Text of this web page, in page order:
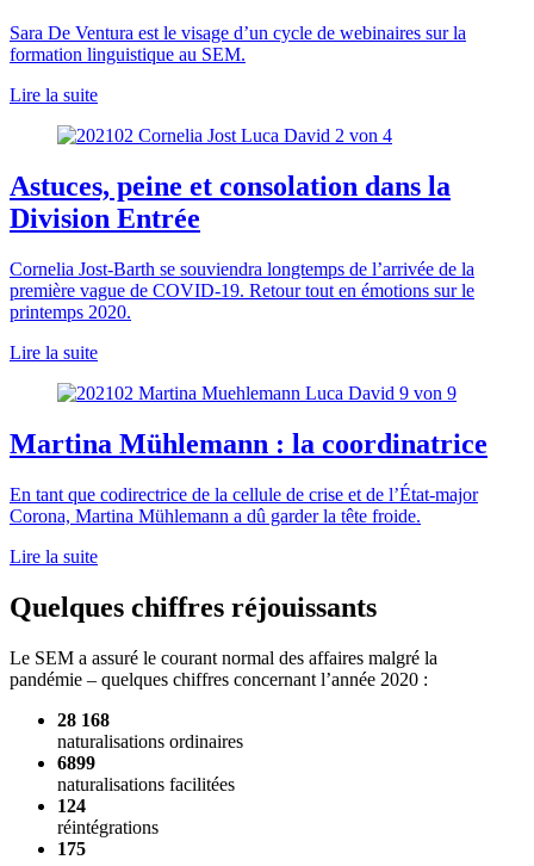
Sara De Ventura est le visage d’un cycle de webinaires sur la
formation linguistique au SEM.
Lire la suite
Astuces, peine et consolation dans la
Division Entrée
Cornelia Jost-Barth se souviendra longtemps de l’arrivée de la
première vague de COVID-19. Retour tout en émotions sur le
printemps 2020.
Lire la suite
Martina Mühlemann : la coordinatrice
En tant que codirectrice de la cellule de crise et de l’État-major
Corona, Martina Mühlemann a dû garder la tête froide.
Lire la suite
Quelques chiffres réjouissants
Le SEM a assuré le courant normal des affaires malgré la
pandémie – quelques chiffres concernant l’année 2020 :
28 168
naturalisations ordinaires
6899
naturalisations facilitées
124
réintégrations
175